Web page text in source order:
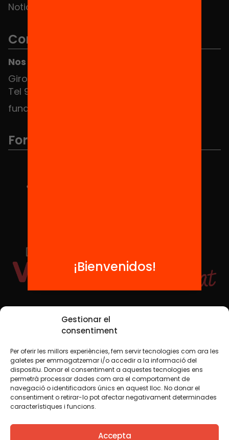
Gestionar el
consentiment
Per oferir les millors experiències, fem servir tecnologies com ara les
galetes per emmagatzemar i/o accedir a la informació del
dispositiu. Donar el consentiment a aquestes tecnologies ens
permetrà processar dades com ara el comportament de
navegació o identificadors únics en aquest lloc. No donar el
consentiment o retirar-lo pot afectar negativament determinades
característiques i funcions.
Accepta
Noticias
Contacto
Nos puedes encontrar en el HUB Social
Girona 34, interior 08010 Barcelona
Tel 934 588 700
fundacio@equitat.org
Formamos parte de...
Redes sociales
TWT YTB IG FB IN
Aviso legalPolítica de cookies
Creemos que el conocimiento debe compartirse. Por eso
utilizamos una licencia Creative Commons, salvo que en
¡Bienvenidos!